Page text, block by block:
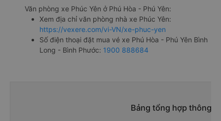
Văn phòng xe Phúc Yên ở Phú Hòa - Phú Yên:
Xem địa chỉ văn phòng nhà xe Phúc Yên:
https://vexere.com/vi-VN/xe-phuc-yen
Số điện thoại đặt mua vé xe Phú Hòa - Phú Yên Bình
Long - Bình Phước: 1900 888684
Bảng tổng hợp thông